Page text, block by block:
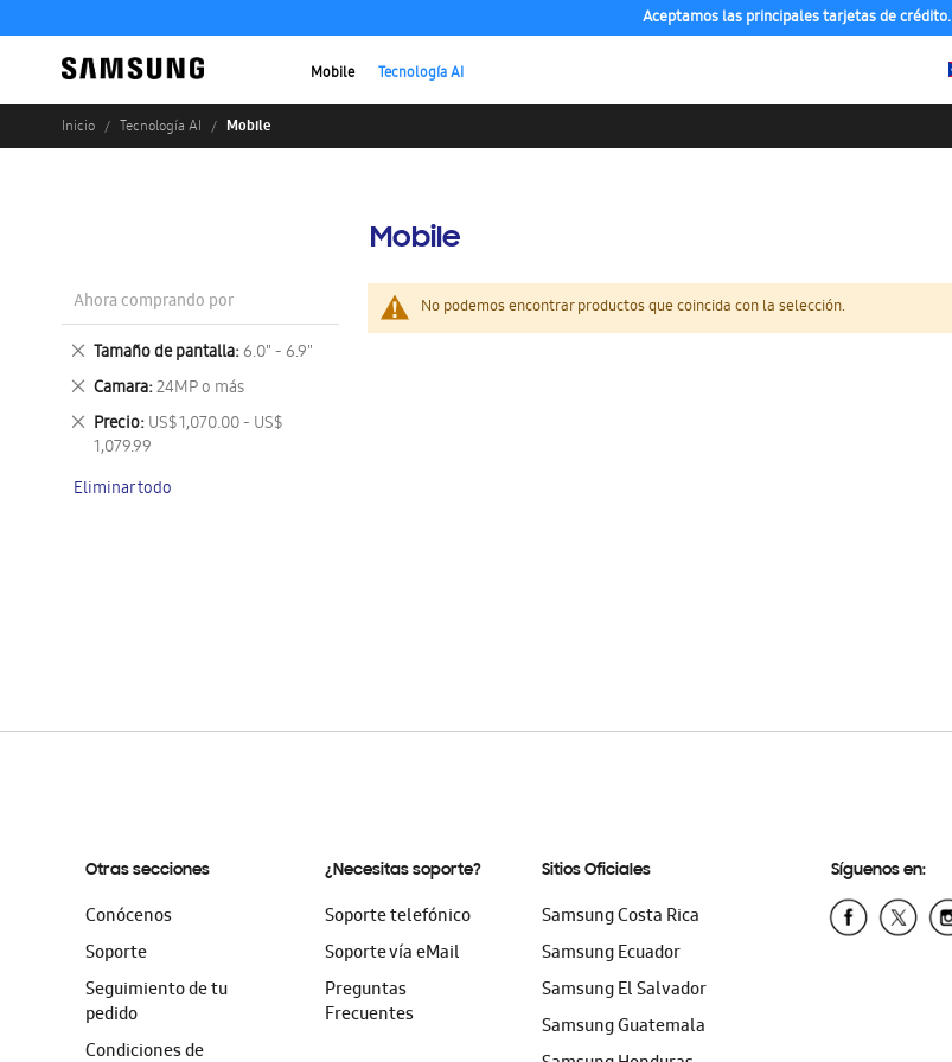
Aceptamos las principales tarjetas de crédito.
Mobile Tecnología AI
Inicio Tecnología AI Mobile
Mobile
No podemos encontrar productos que coincida con la selección.
Ahora comprando por
Tamaño de pantalla 6.0" - 6.9"
Eliminar
este
artículo
Camara 24MP o más
Eliminar
este
artículo
Precio US$ 1,070.00 - US$
1,079.99
Eliminar
este
Eliminar todo
Otras secciones
Conócenos
Soporte
Seguimiento de tu
pedido
Condiciones de
¿Necesitas soporte?
Soporte telefónico
Soporte vía eMail
Preguntas
Frecuentes
Sitios Oficiales
Samsung Costa Rica
Samsung Ecuador
Samsung El Salvador
Samsung Guatemala
Síguenos en: